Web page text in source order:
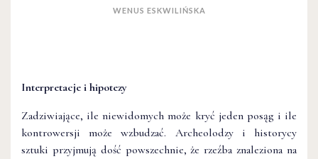
WENUS ESKWILIŃSKA
Interpretacje i hipotezy
Zadziwiające, ile niewidomych może kryć jeden posąg i ile
kontrowersji może wzbudzać. Archeolodzy i historycy
sztuki przyjmują dość powszechnie, że rzeźba znaleziona na